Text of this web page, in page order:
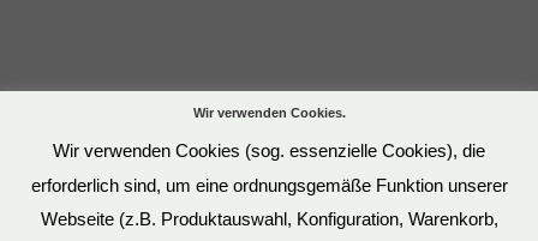
Wir verwenden Cookies.
Wir verwenden Cookies (sog. essenzielle Cookies), die
erforderlich sind, um eine ordnungsgemäße Funktion unserer
Webseite (z.B. Produktauswahl, Konfiguration, Warenkorb,